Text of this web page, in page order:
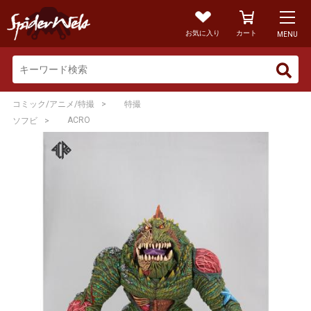
お気に入り カート MENU
コミック/アニメ/特撮
特撮
ソフビ
ACRO